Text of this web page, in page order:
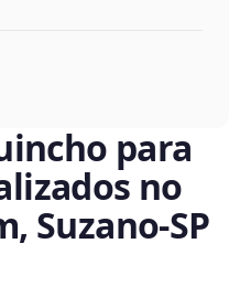
para
no
Suzano‑SP